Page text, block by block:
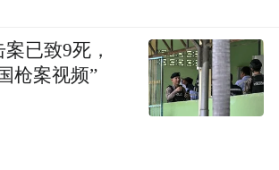
已致9死，
枪案视频”